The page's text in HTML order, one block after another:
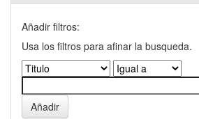
Añadir filtros:
Usa los filtros para afinar la busqueda.